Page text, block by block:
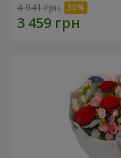
4 941 грн